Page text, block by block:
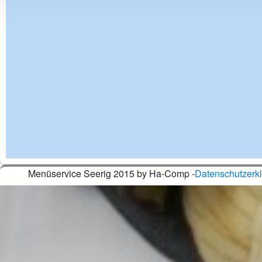
Menüservice Seerig 2015 by Ha-Comp -